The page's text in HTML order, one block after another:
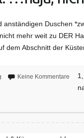
Duschen
mehr weit zu DER
dem Abschnitt der
Keine Kommentare